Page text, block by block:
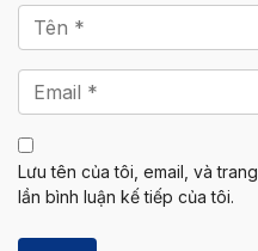
Lưu tên của tôi, email, và
lần bình luận kế tiếp của tôi.